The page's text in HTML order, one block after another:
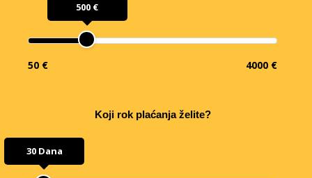
500 €
50 € 4000 €
Koji rok plaćanja želite?
30 Dana